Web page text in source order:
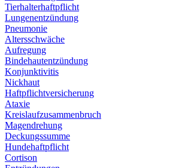
Tierhalterhaftpflicht
Lungenentzündung
Pneumonie
Altersschwäche
Aufregung
Bindehautentzündung
Konjunktivitis
Nickhaut
Haftpflichtversicherung
Ataxie
Kreislaufzusammenbruch
Magendrehung
Deckungssumme
Hundehaftpflicht
Cortison